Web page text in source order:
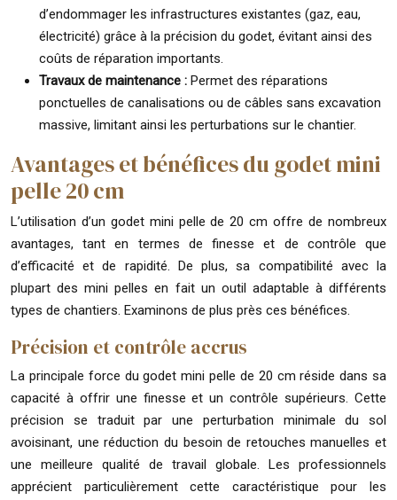
d’endommager les infrastructures existantes (gaz, eau,
électricité) grâce à la précision du godet, évitant ainsi des
coûts de réparation importants.
Travaux de maintenance : Permet des réparations
ponctuelles de canalisations ou de câbles sans excavation
massive, limitant ainsi les perturbations sur le chantier.
Avantages et bénéfices du godet mini
pelle 20 cm
L’utilisation d’un godet mini pelle de 20 cm offre de nombreux
avantages, tant en termes de finesse et de contrôle que
d’efficacité et de rapidité. De plus, sa compatibilité avec la
plupart des mini pelles en fait un outil adaptable à différents
types de chantiers. Examinons de plus près ces bénéfices.
Précision et contrôle accrus
La principale force du godet mini pelle de 20 cm réside dans sa
capacité à offrir une finesse et un contrôle supérieurs. Cette
précision se traduit par une perturbation minimale du sol
avoisinant, une réduction du besoin de retouches manuelles et
une meilleure qualité de travail globale. Les professionnels
apprécient particulièrement cette caractéristique pour les